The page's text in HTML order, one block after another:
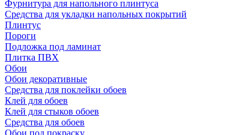
Фурнитура для напольного плинтуса
Средства для укладки напольных покрытий
Плинтус
Пороги
Подложка под ламинат
Плитка ПВХ
Обои
Обои декоративные
Средства для поклейки обоев
Клей для обоев
Клей для стыков обоев
Средства для обоев
Обои под покраску